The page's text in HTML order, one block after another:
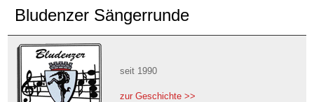
Bludenzer Sängerrunde
seit 1990
zur Geschichte >>